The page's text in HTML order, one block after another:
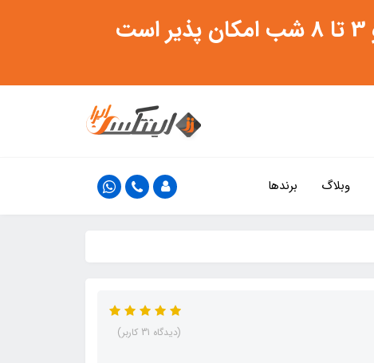
وبلاگ برندها
(دیدگاه 31 کاربر)